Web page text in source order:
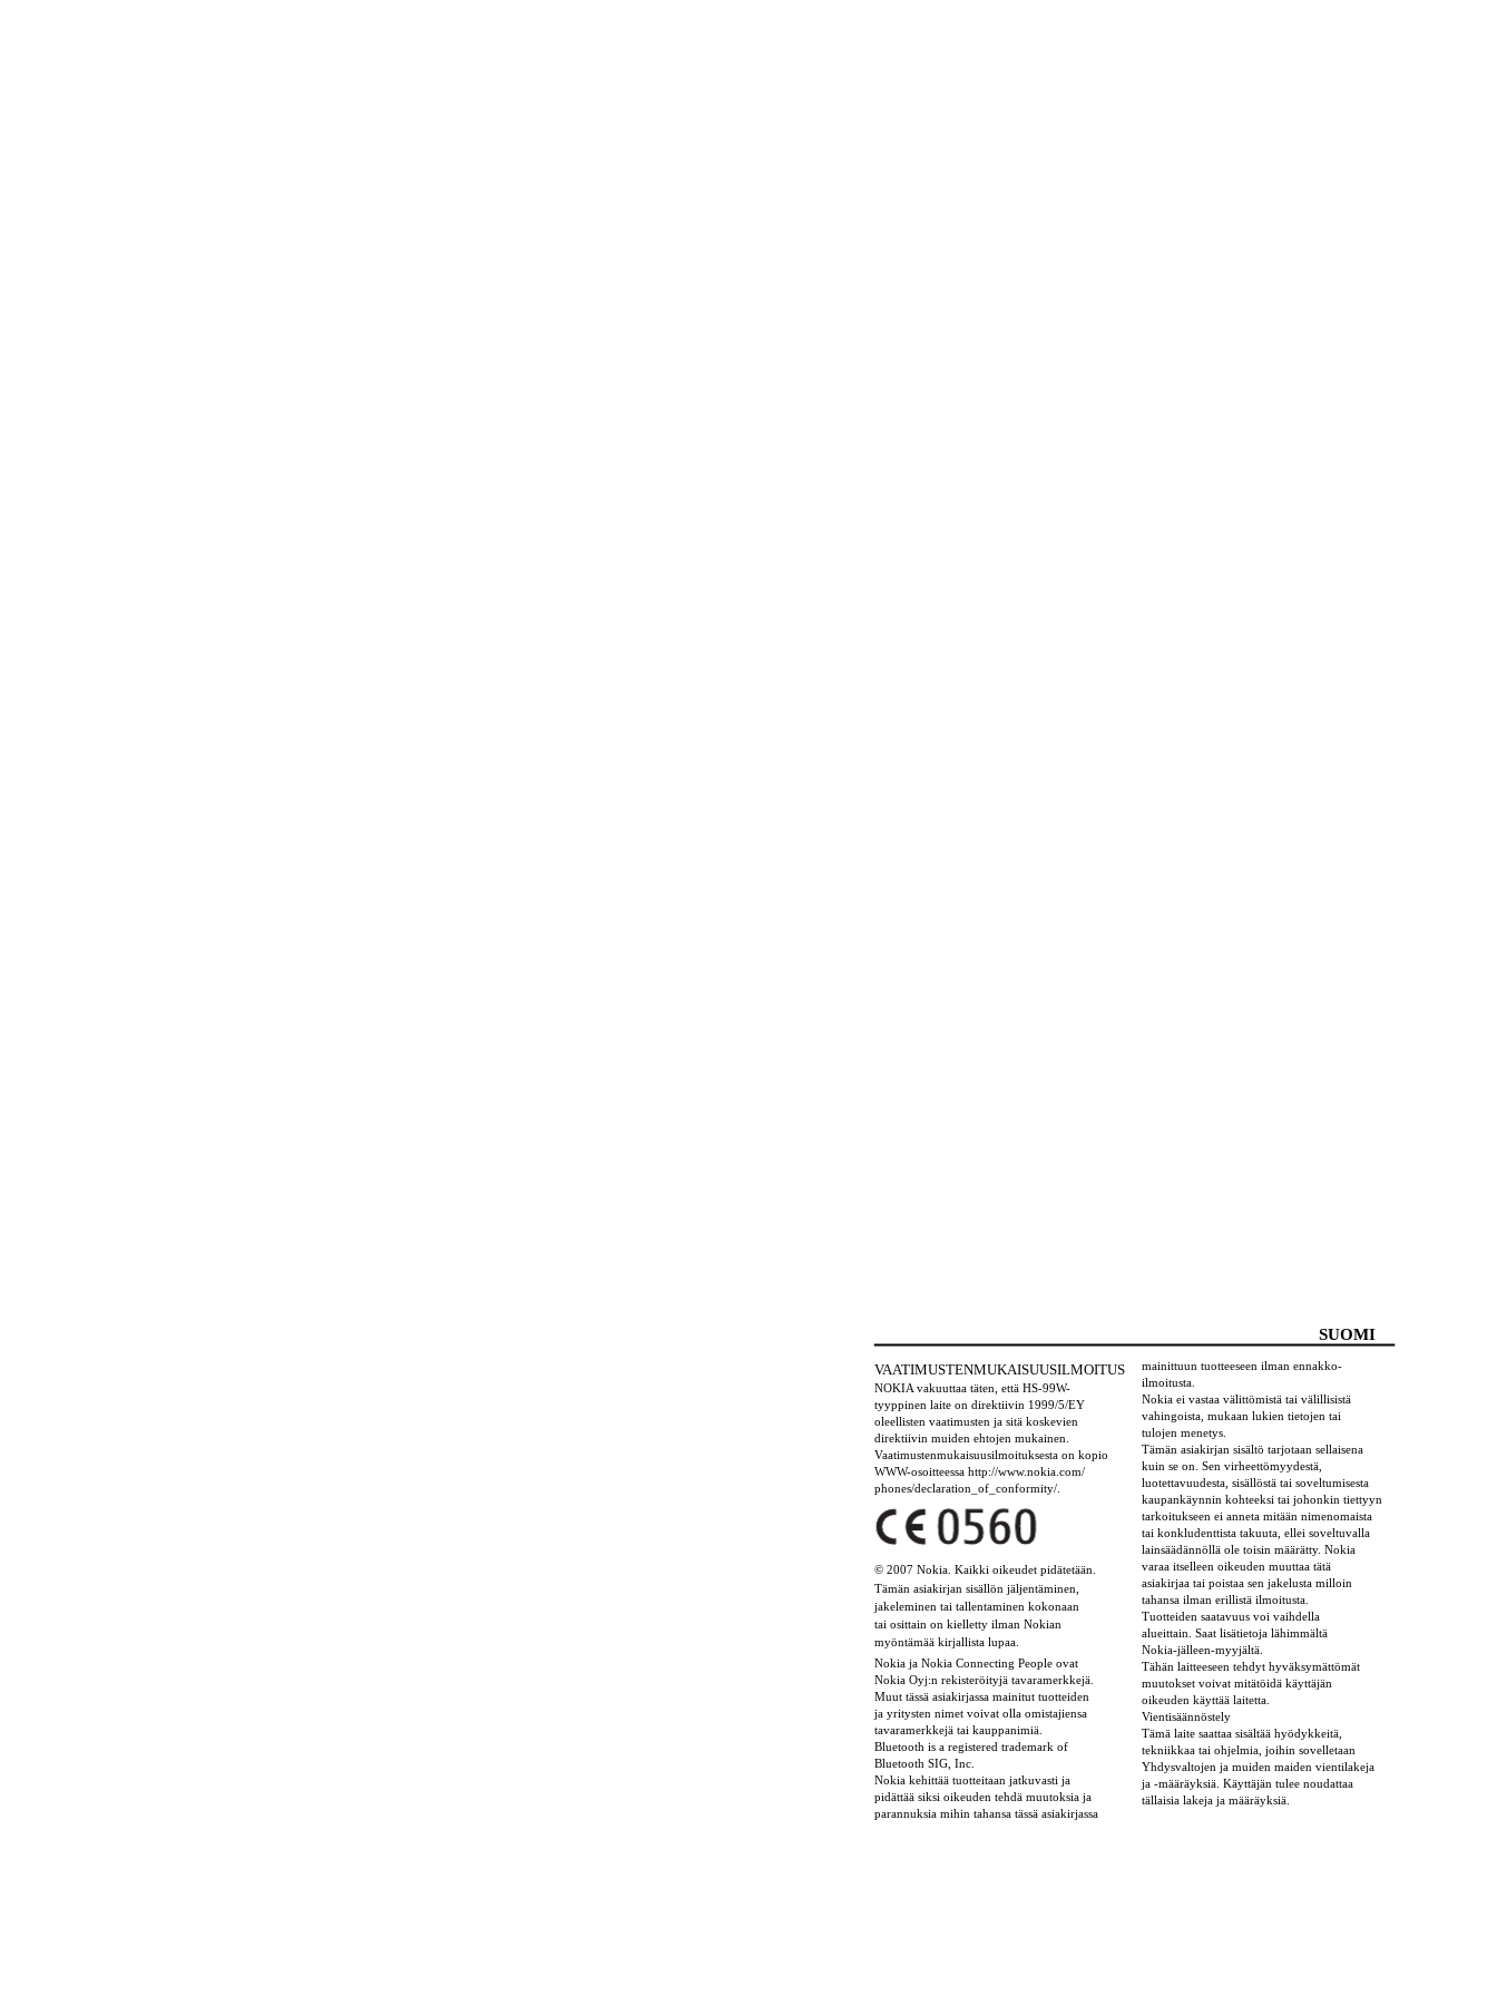
SUOMI
VAATIMUSTENMUKAISUUSILMOITUS
NOKIA vakuuttaa täten, että HS-99W-
tyyppinen laite on direktiivin 1999/5/EY
oleellisten vaatimusten ja sitä koskevien
direktiivin muiden ehtojen mukainen.
Vaatimustenmukaisuusilmoituksesta on kopio
WWW-osoitteessa http://www.nokia.com/
phones/declaration_of_conformity/.
© 2007 Nokia. Kaikki oikeudet pidätetään.
Tämän asiakirjan sisällön jäljentäminen,
jakeleminen tai tallentaminen kokonaan
tai osittain on kielletty ilman Nokian
myöntämää kirjallista lupaa.
Nokia ja Nokia Connecting People ovat
Nokia Oyj:n rekisteröityjä tavaramerkkejä.
Muut tässä asiakirjassa mainitut tuotteiden
ja yritysten nimet voivat olla omistajiensa
tavaramerkkejä tai kauppanimiä.
Bluetooth is a registered trademark of
Bluetooth SIG, Inc.
Nokia kehittää tuotteitaan jatkuvasti ja
pidättää siksi oikeuden tehdä muutoksia ja
parannuksia mihin tahansa tässä asiakirjassa
mainittuun tuotteeseen ilman ennakko-
ilmoitusta.
Nokia ei vastaa välittömistä tai välillisistä
vahingoista, mukaan lukien tietojen tai
tulojen menetys.
Tämän asiakirjan sisältö tarjotaan sellaisena
kuin se on. Sen virheettömyydestä,
luotettavuudesta, sisällöstä tai soveltumisesta
kaupankäynnin kohteeksi tai johonkin tiettyyn
tarkoitukseen ei anneta mitään nimenomaista
tai konkludenttista takuuta, ellei soveltuvalla
lainsäädännöllä ole toisin määrätty. Nokia
varaa itselleen oikeuden muuttaa tätä
asiakirjaa tai poistaa sen jakelusta milloin
tahansa ilman erillistä ilmoitusta.
Tuotteiden saatavuus voi vaihdella
alueittain. Saat lisätietoja lähimmältä
Nokia-jälleen-myyjältä.
Tähän laitteeseen tehdyt hyväksymättömät
muutokset voivat mitätöidä käyttäjän
oikeuden käyttää laitetta.
Vientisäännöstely
Tämä laite saattaa sisältää hyödykkeitä,
tekniikkaa tai ohjelmia, joihin sovelletaan
Yhdysvaltojen ja muiden maiden vientilakeja
ja -määräyksiä. Käyttäjän tulee noudattaa
tällaisia lakeja ja määräyksiä.